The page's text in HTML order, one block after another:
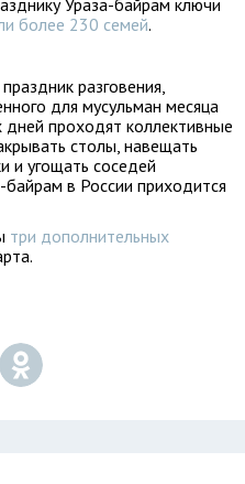
Ураза-байрам ключи
более 230 семей.
разговения,
для мусульман месяца
проходят коллективные
столы, навещать
и угощать соседей
в России приходится
три дополнительных